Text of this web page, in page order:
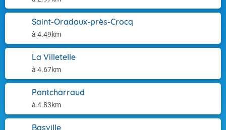
Saint-Oradoux-près-Crocq
à 4.49km
La Villetelle
à 4.67km
Pontcharraud
à 4.83km
Basville